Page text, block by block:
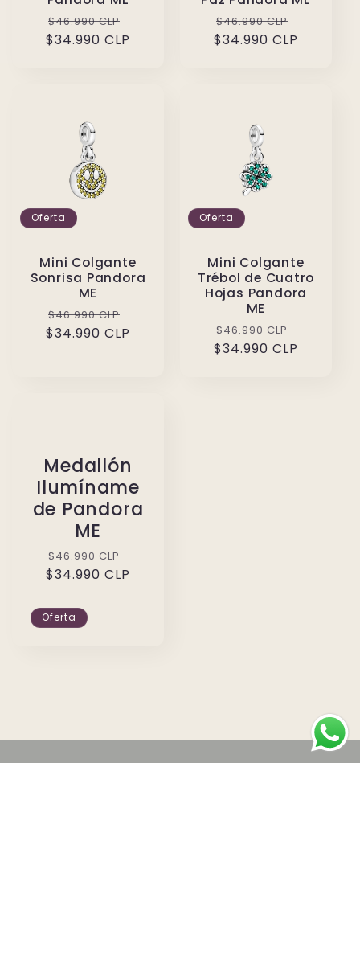
Precio
habitual
$46.990 CLP
de
$34.990 CLP
Precio
habitual
$46.990 CLP
de
$34.990 CLP
Oferta
Mini Colgante
Sonrisa Pandora
ME
Precio
habitual
$46.990 CLP
de
$34.990 CLP
Oferta
Mini Colgante
Trébol de Cuatro
Hojas Pandora
ME
Precio
habitual
$46.990 CLP
de
$34.990 CLP
Medallón
Ilumíname
de Pandora
ME
Precio
habitual
$46.990 CLP
de
$34.990 CLP
Oferta